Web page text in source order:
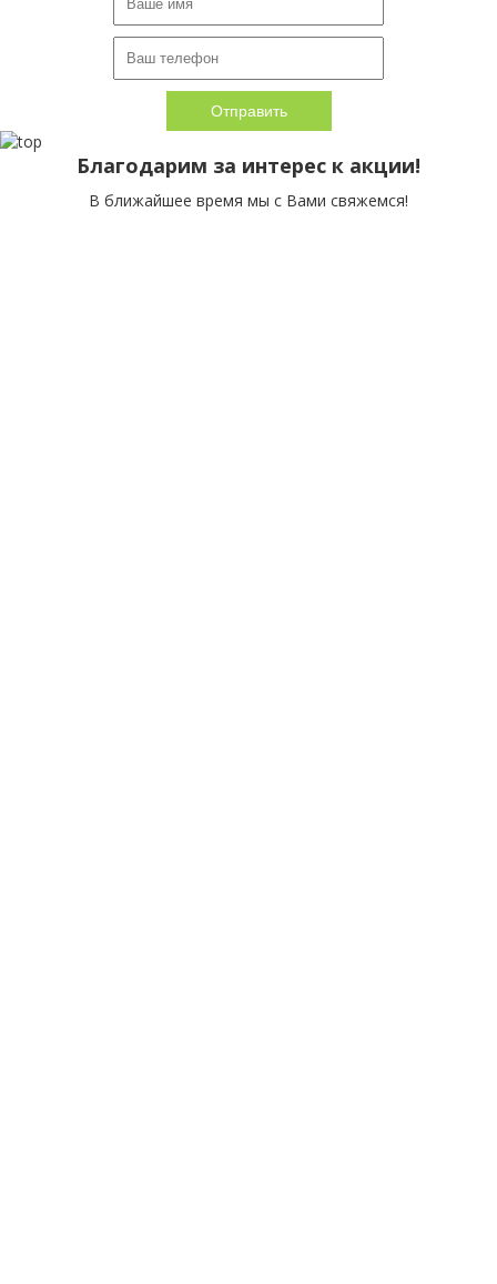
Благодарим за интерес к акции!
В ближайшее время мы с Вами свяжемся!